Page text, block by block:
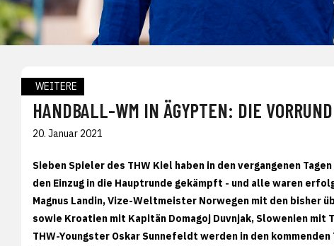
WEITERE
HANDBALL-WM IN ÄGYPTEN: DIE
20. Januar 2021
Sieben Spieler des THW Kiel haben in den vergangenen
den Einzug in die Hauptrunde gekämpft - und alle waren
Magnus Landin, Vize-Weltmeister Norwegen mit den bisher
sowie Kroatien mit Kapitän Domagoj Duvnjak, Slowenien mit
THW-Youngster Oskar Sunnefeldt werden in den